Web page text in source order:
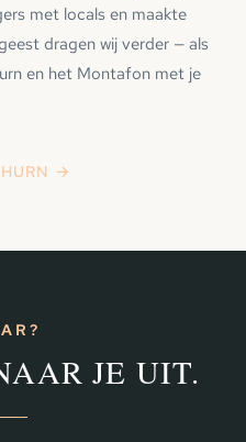
met locals en maakte
dragen wij verder — als
en het Montafon met je
→
JE UIT.